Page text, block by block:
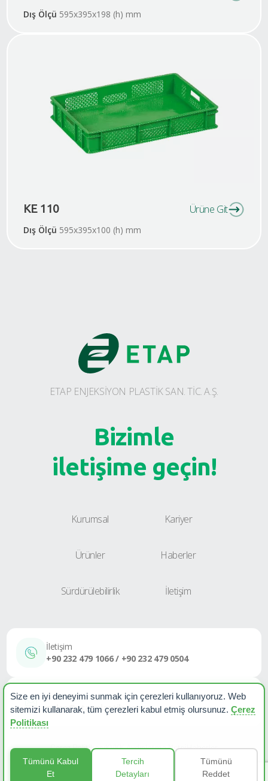
Dış Ölçü 595x395x198 (h) mm
KE 110
Dış Ölçü 595x395x100 (h) mm
Ürüne Git
ETAP ENJEKSİYON PLASTİK SAN. TİC. A.Ş.
Bizimle
iletişime geçin!
Kurumsal
Ürünler
Sürdürülebilirlik
Kariyer
Haberler
İletişim
İletişim
+90 232 479 1066 / +90 232 479 0504
E-Posta
sales@etapplastik.com
Çerez PolitikasıKVKK Aydınlatma MetniHaberler
Size en iyi deneyimi sunmak için çerezleri kullanıyoruz. Web
sitemizi kullanarak, tüm çerezleri kabul etmiş olursunuz. Çerez
Politikası
Tümünü Kabul
Et
Tercih
Detayları
Tümünü
Reddet